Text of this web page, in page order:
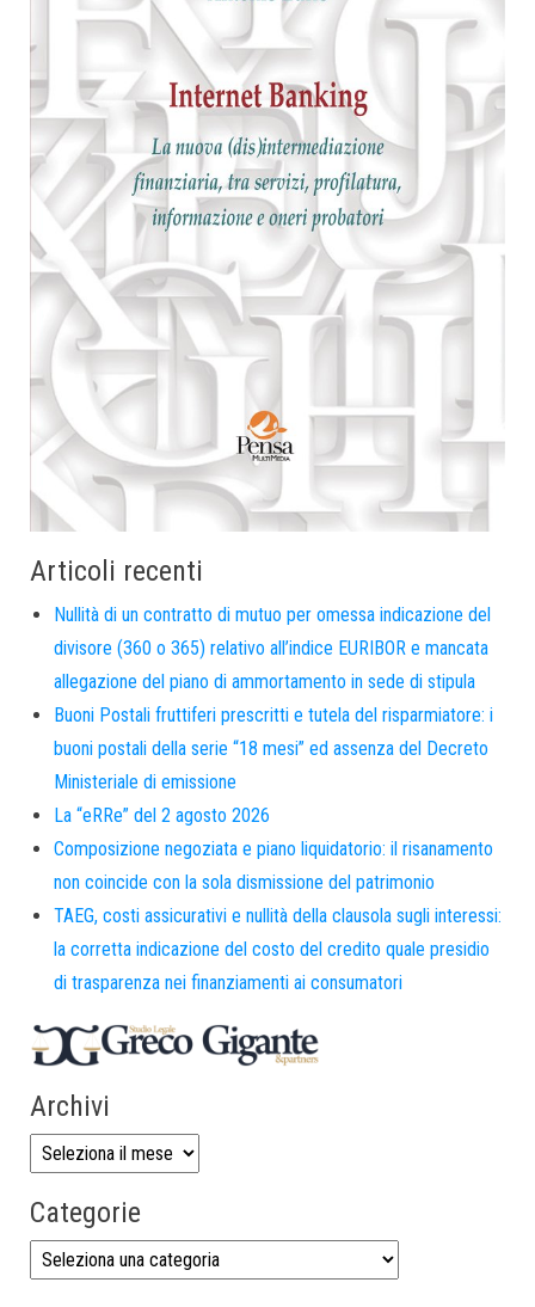
Articoli recenti
Nullità di un contratto di mutuo per omessa indicazione del
divisore (360 o 365) relativo all’indice EURIBOR e mancata
allegazione del piano di ammortamento in sede di stipula
Buoni Postali fruttiferi prescritti e tutela del risparmiatore: i
buoni postali della serie “18 mesi” ed assenza del Decreto
Ministeriale di emissione
La “eRRe” del 2 agosto 2026
Composizione negoziata e piano liquidatorio: il risanamento
non coincide con la sola dismissione del patrimonio
TAEG, costi assicurativi e nullità della clausola sugli interessi:
la corretta indicazione del costo del credito quale presidio
di trasparenza nei finanziamenti ai consumatori
Archivi
Categorie